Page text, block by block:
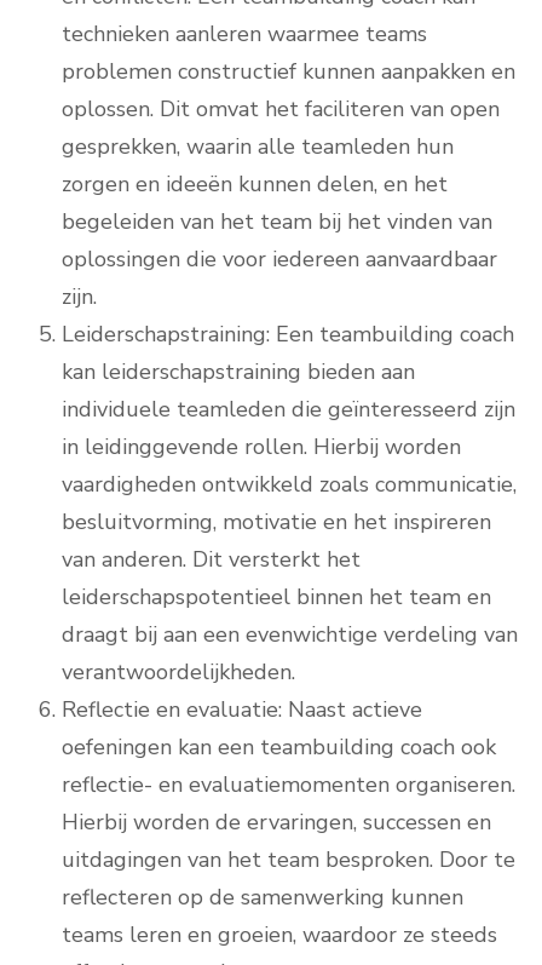
technieken aanleren waarmee teams
problemen constructief kunnen aanpakken en
oplossen. Dit omvat het faciliteren van open
gesprekken, waarin alle teamleden hun
zorgen en ideeën kunnen delen, en het
begeleiden van het team bij het vinden van
oplossingen die voor iedereen aanvaardbaar
zijn.
Leiderschapstraining: Een teambuilding coach
kan leiderschapstraining bieden aan
individuele teamleden die geïnteresseerd zijn
in leidinggevende rollen. Hierbij worden
vaardigheden ontwikkeld zoals communicatie,
besluitvorming, motivatie en het inspireren
van anderen. Dit versterkt het
leiderschapspotentieel binnen het team en
draagt bij aan een evenwichtige verdeling van
verantwoordelijkheden.
Reflectie en evaluatie: Naast actieve
oefeningen kan een teambuilding coach ook
reflectie- en evaluatiemomenten organiseren.
Hierbij worden de ervaringen, successen en
uitdagingen van het team besproken. Door te
reflecteren op de samenwerking kunnen
teams leren en groeien, waardoor ze steeds